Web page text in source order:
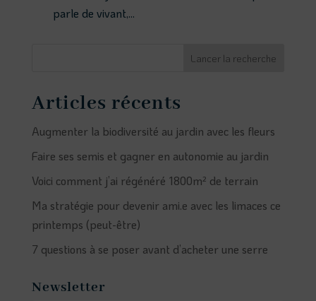
parle de vivant,...
Lancer la recherche
Articles récents
Augmenter la biodiversité au jardin avec les fleurs
Faire ses semis et gagner en autonomie au jardin
Voici comment j’ai régénéré 1800m² de terrain
Ma stratégie pour devenir ami.e avec les limaces ce
printemps (peut-être)
7 questions à se poser avant d’acheter une serre
Newsletter